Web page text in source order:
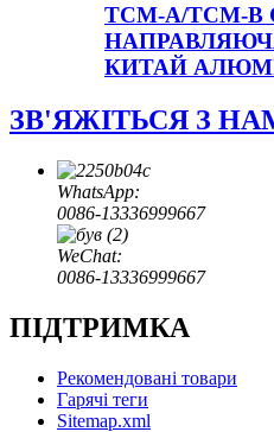
TCM-A/TCM-B
КИТАЙ
ЗВ'ЯЖІТЬСЯ З
WhatsApp:
0086-13336999667
WeChat:
0086-13336999667
ПІДТРИМКА
Рекомендовані товари
Гарячі теги
Sitemap.xml